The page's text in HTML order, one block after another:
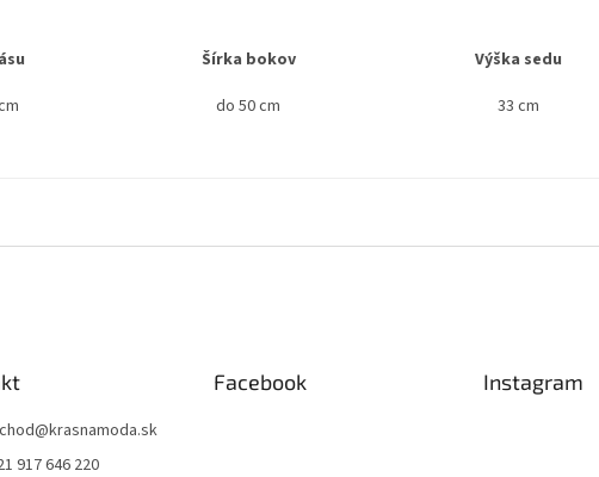
Šírka bokov Výška sedu
do 50 cm 33 cm
@krasnamoda.sk
917 646 220
Facebook Instagram